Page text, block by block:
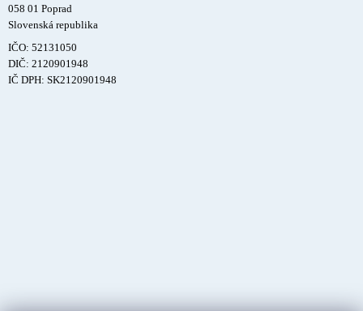
058 01 Poprad
Slovenská republika
IČO: 52131050
DIČ: 2120901948
IČ DPH: SK2120901948